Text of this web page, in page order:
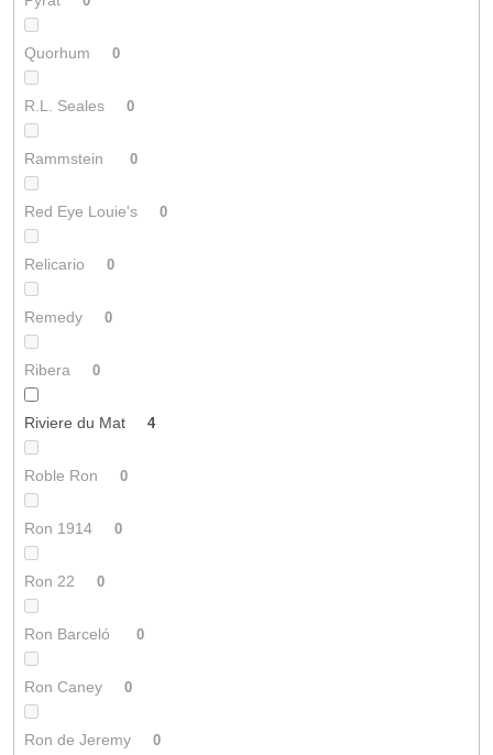
Quorhum 0
R.L. Seales 0
Rammstein 0
Red Eye Louie's 0
Relicario 0
Remedy 0
Ribera 0
Riviere du Mat 4
Roble Ron 0
Ron 1914 0
Ron 22 0
Ron Barceló 0
Ron Caney 0
Ron de Jeremy 0